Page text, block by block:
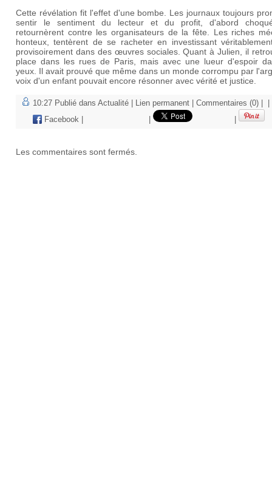
Cette révélation fit l'effet d'une bombe. Les journaux toujours
sentir le sentiment du lecteur et du profit, d'abord
retournèrent contre les organisateurs de la fête. Les riches
honteux, tentèrent de se racheter en investissant
provisoirement dans des œuvres sociales. Quant à Julien, il
place dans les rues de Paris, mais avec une lueur d'espoir
yeux. Il avait prouvé que même dans un monde corrompu par
voix d'un enfant pouvait encore résonner avec vérité et justice.
10:27 Publié dans Actualité Lien permanent Commentaires (0)
Facebook
Les commentaires sont fermés.